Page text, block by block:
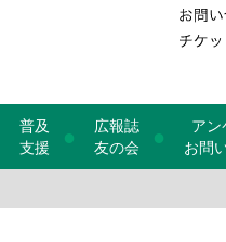
普及
支援
●
広報誌
友の会
●
アン
お問